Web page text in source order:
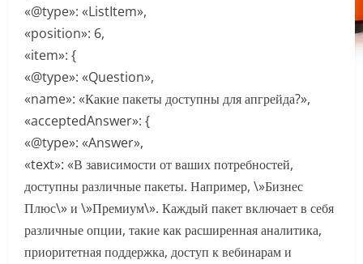
«@type»: «ListItem»,
«position»: 6,
«item»: {
«@type»: «Question»,
«name»: «Какие пакеты доступны для апгрейда?»,
«acceptedAnswer»: {
«@type»: «Answer»,
«text»: «В зависимости от ваших потребностей,
доступны различные пакеты. Например, \»Бизнес
Плюс\» и \»Премиум\». Каждый пакет включает в себя
различные опции, такие как расширенная аналитика,
приоритетная поддержка, доступ к вебинарам и